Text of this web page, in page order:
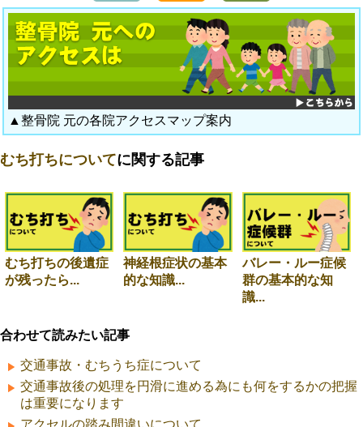
▲整骨院 元の各院アクセスマップ案内
むち打ちについてに関する記事
むち打ちの後遺症
が残ったら...
神経根症状の基本
的な知識...
バレー・ルー症候
群の基本的な知
識...
合わせて読みたい記事
交通事故・むちうち症について
交通事故後の処理を円滑に進める為にも何をするかの把握
は重要になります